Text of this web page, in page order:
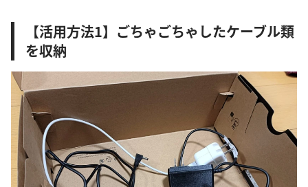
【活用方法1】ごちゃごちゃしたケーブル類
を収納